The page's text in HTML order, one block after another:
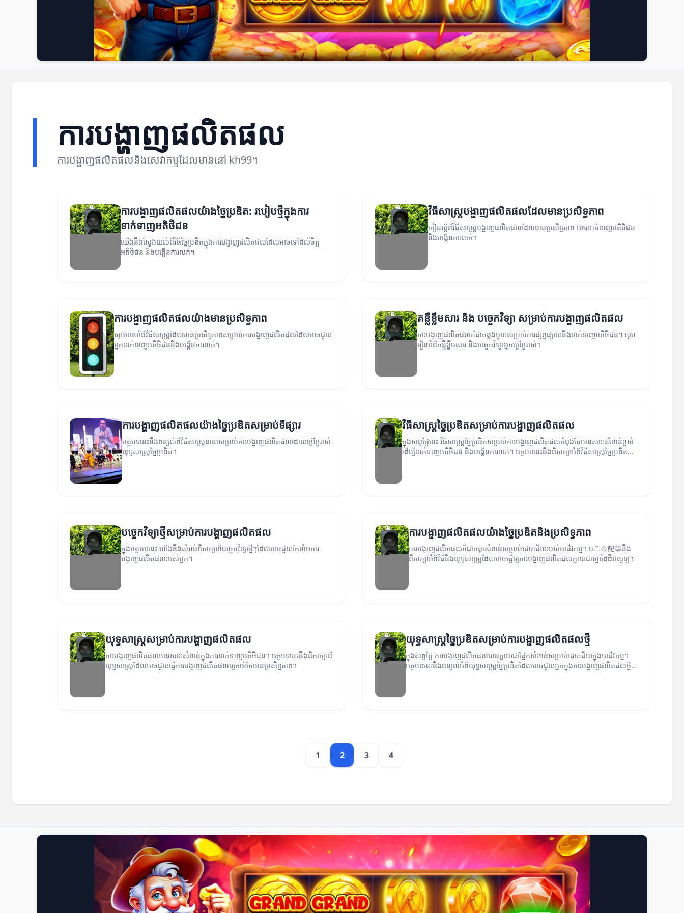
ការបង្ហាញផលិតផល
ការបង្ហាញផលិតផលនិងសេវាកម្មដែលមាននៅ kh99។
ការបង្ហាញផលិតផលយ៉ាងច្នៃប្រឌិត: របៀបថ្មីក្នុងការ
ទាក់ទាញអតិថិជន
យើងនឹងស្វែងយល់ពីវិធីច្នៃប្រឌិតក្នុងការបង្ហាញផលិតផលដែលអាចទៅដល់ចិត្ត
អតិថិជន និងបង្កើនការលក់។
វិធីសាស្ត្របង្ហាញផលិតផលដែលមានប្រសិទ្ធភាព
កៀនស្តីពីវិធីសាស្ត្របង្ហាញផលិតផលដែលមានប្រសិទ្ធភាព អាចទាក់ទាញអតិថិជន
និងបង្កើនការលក់។
ការបង្ហាញផលិតផលយ៉ាងមានប្រសិទ្ធភាព
សូមអានអំពីវិធីសាស្ត្រដែលមានប្រសិទ្ធភាពសម្រាប់ការបង្ហាញផលិតផលដែលអាចជួយ
អ្នកទាក់ទាញអតិថិជននិងបង្កើនការលក់។
គន្លឹខ្លឹមសារ និង បច្ចេកវិទ្យា សម្រាប់ការបង្ហាញផលិតផល
ការបង្ហាញផលិតផលគឺជាគន្លងមួយសម្រាប់ការផ្សព្វផ្សាយនិងទាក់ទាញអតិថិជន។ សូម
រៀនអំពីគន្លឹខ្លឹមសារ និងបច្ចេកវិទ្យាអ្នកប្រើប្រាស់។
ការបង្ហាញផលិតផលយ៉ាងច្នៃប្រឌិតសម្រាប់ទីផ្សារ
អត្ថបទនេះនឹងពន្យល់ពីវិធីសាស្ត្រនានាសម្រាប់ការបង្ហាញផលិតផលដោយប្រើប្រាស់
យុទ្ធសាស្ត្រច្នៃប្រឌិត។
វិធីសាស្ត្រច្នៃប្រឌិតសម្រាប់ការបង្ហាញផលិតផល
ក្នុងសព្វថ្ងៃនេះ វិធីសាស្ត្រច្នៃប្រឌិតសម្រាប់ការបង្ហាញផលិតផលកំពុងតែមានសារៈសំខាន់ខ្ពស់
ដើម្បីទាក់ទាញអតិថិជន និងបង្កើនការលក់។ អត្ថបទនេះនឹងពិភាក្សាអំពីវិធីសាស្ត្រច្នៃប្រឌិត
បច្ចេកវិទ្យាថ្មីសម្រាប់ការបង្ហាញផលិតផល
ក្នុងអត្ថបទនេះ យើងនឹងសំរាប់ពិភាក្សាពីបច្ចេកវិទ្យាថ្មីៗដែលអាចជួយកែលំអការ
បង្ហាញផលិតផលរបស់អ្នក។
ការបង្ហាញផលិតផលយ៉ាងច្នៃប្រឌិតនិងប្រសិទ្ធភាព
ការបង្ហាញផលិតផលគឺជាកត្តាសំខាន់សម្រាប់ជោគជ័យរបស់អាជីវកម្ម។ បこの記事នឹង
ពិភាក្សាអំពីវិធីនិងយុទ្ធសាស្ត្រដែលអាចធ្វើឲ្យការបង្ហាញផលិតផលក្លាយជាស្នាដៃដ៏អស្ចារ្យ។
យុទ្ធសាស្ត្រសម្រាប់ការបង្ហាញផលិតផល
ការបង្ហាញផលិតផលមានសារៈសំខាន់ក្នុងការទាក់ទាញអតិថិជន។ អត្ថបទនេះនឹងពិភាក្សាពី
យុទ្ធសាស្ត្រដែលអាចជួយធ្វើការបង្ហាញផលិតផលឲ្យកាន់តែមានប្រសិទ្ធភាព។
យុទ្ធសាស្ត្រច្នៃប្រឌិតសម្រាប់ការបង្ហាញផលិតផលថ្មី
ក្នុងសព្វថ្ងៃ ការបង្ហាញផលិតផលបានក្លាយជាផ្នែកសំខាន់សម្រាប់ជោគជ័យក្នុងអាជីវកម្ម។
អត្ថបទនេះនឹងពន្យល់អំពីយុទ្ធសាស្ត្រច្នៃប្រឌិតដែលអាចជួយអ្នកក្នុងការបង្ហាញផលិតផលថ្មីៗ
1 2 3 4